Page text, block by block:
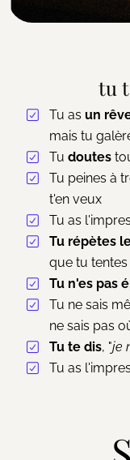
tu
Tu asun
mais tu
Tudoutes
Tu peines à
t'en veux
Tu as
Tu répètes
que tu
Tu n'es pas
Tu ne sais
ne sais pas
Tu te dis, "je
Tu as